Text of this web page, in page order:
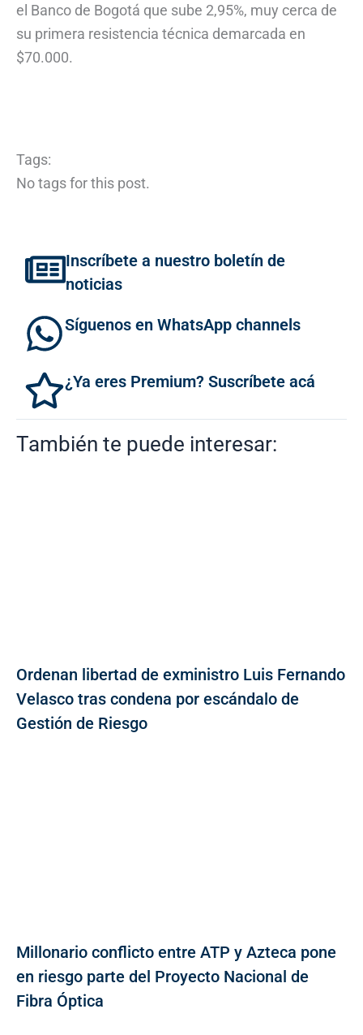
el Banco de Bogotá que sube 2,95%, muy cerca de
su primera resistencia técnica demarcada en
$70.000.
Tags:
No tags for this post.
Inscríbete a nuestro boletín de
noticias
Síguenos en WhatsApp channels
¿Ya eres Premium? Suscríbete acá
También te puede interesar:
Ordenan libertad de exministro Luis Fernando
Velasco tras condena por escándalo de
Gestión de Riesgo
Millonario conflicto entre ATP y Azteca pone
en riesgo parte del Proyecto Nacional de
Fibra Óptica